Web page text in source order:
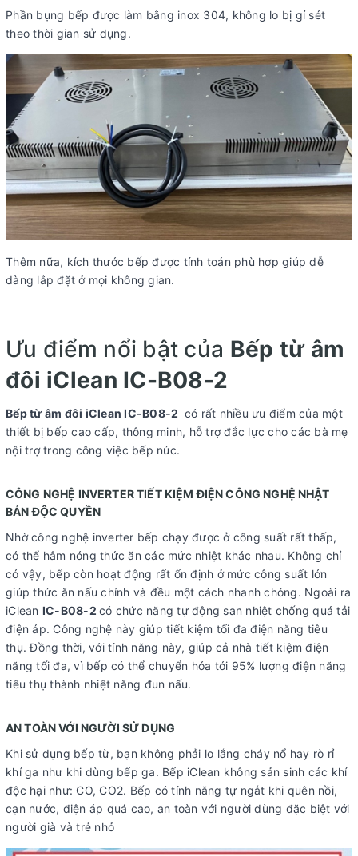
Phần bụng bếp được làm bằng inox 304, không lo bị gỉ sét
theo thời gian sử dụng.
Thêm nữa, kích thước bếp được tính toán phù hợp giúp dễ
dàng lắp đặt ở mọi không gian.
Ưu điểm nổi bật của Bếp từ âm
đôi iClean IC-B08-2
Bếp từ âm đôi iClean IC-B08-2 có rất nhiều ưu điểm của một
thiết bị bếp cao cấp, thông minh, hỗ trợ đắc lực cho các bà mẹ
nội trợ trong công việc bếp núc.
CÔNG NGHỆ INVERTER TIẾT KIỆM ĐIỆN CÔNG NGHỆ NHẬT
BẢN ĐỘC QUYỀN
Nhờ công nghệ inverter bếp chạy được ở công suất rất thấp,
có thể hâm nóng thức ăn các mức nhiệt khác nhau. Không chỉ
có vậy, bếp còn hoạt động rất ổn định ở mức công suất lớn
giúp thức ăn nấu chính và đều một cách nhanh chóng. Ngoài ra
iClean IC-B08-2 có chức năng tự động san nhiệt chống quá tải
điện áp. Công nghệ này giúp tiết kiệm tối đa điện năng tiêu
thụ. Đồng thời, với tính năng này, giúp cả nhà tiết kiệm điện
năng tối đa, vì bếp có thể chuyển hóa tới 95% lượng điện năng
tiêu thụ thành nhiệt năng đun nấu.
AN TOÀN VỚI NGƯỜI SỬ DỤNG
Khi sử dụng bếp từ, bạn không phải lo lắng cháy nổ hay rò rỉ
khí ga như khi dùng bếp ga. Bếp iClean không sản sinh các khí
độc hại như: CO, CO2. Bếp có tính năng tự ngắt khi quên nồi,
cạn nước, điện áp quá cao, an toàn với người dùng đặc biệt với
người già và trẻ nhỏ